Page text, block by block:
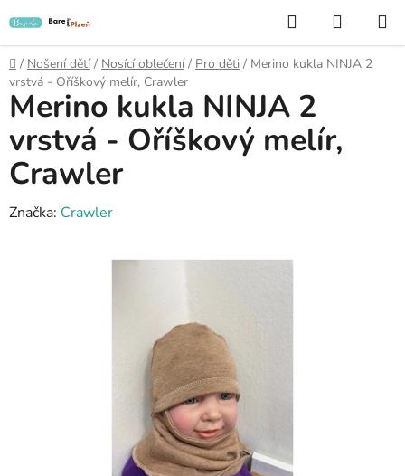
na
obsah
Hledat
KOŠÍK
Domů
/ Nošení dětí / Nosící oblečení / Pro děti / Merino kukla NINJA 2
vrstvá - Oříškový melír, Crawler
Merino kukla NINJA 2
vrstvá - Oříškový melír,
Crawler
Značka: Crawler